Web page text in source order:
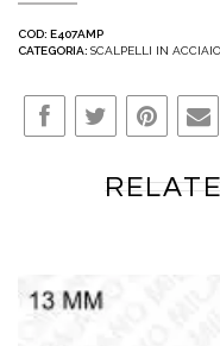
COD: E407AMP
CATEGORIA: SCALPELLI IN